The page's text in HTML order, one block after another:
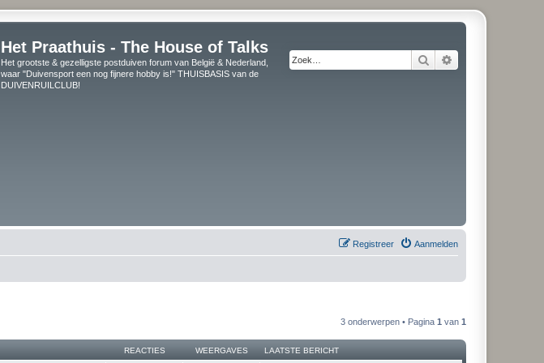
Het Praathuis - The House of Talks
Het grootste & gezelligste postduiven forum van België & Nederland,
waar "Duivensport een nog fijnere hobby is!" THUISBASIS van de
DUIVENRUILCLUB!
Zoek
Aanmelden
Registreer
3 onderwerpen • Pagina 1 van 1
REACTIES WEERGAVES LAATSTE BERICHT